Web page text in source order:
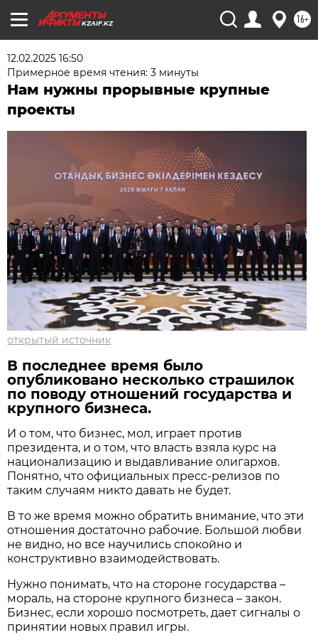
KZAIF.KZ 16+
12.02.2025 16:50
Примерное время чтения: 3 минуты
Нам нужны прорывные крупные
проекты
открытый источник
В последнее время было
опубликовано несколько страшилок
по поводу отношений государства и
крупного бизнеса.
И о том, что бизнес, мол, играет против
президента, и о том, что власть взяла курс на
национализацию и выдавливание олигархов.
Понятно, что официальных пресс-релизов по
таким случаям никто давать не будет.
В то же время можно обратить внимание, что эти
отношения достаточно рабочие. Большой любви
не видно, но все научились спокойно и
конструктивно взаимодействовать.
Нужно понимать, что на стороне государства –
мораль, на стороне крупного бизнеса – закон.
Бизнес, если хорошо посмотреть, дает сигналы о
принятии новых правил игры.